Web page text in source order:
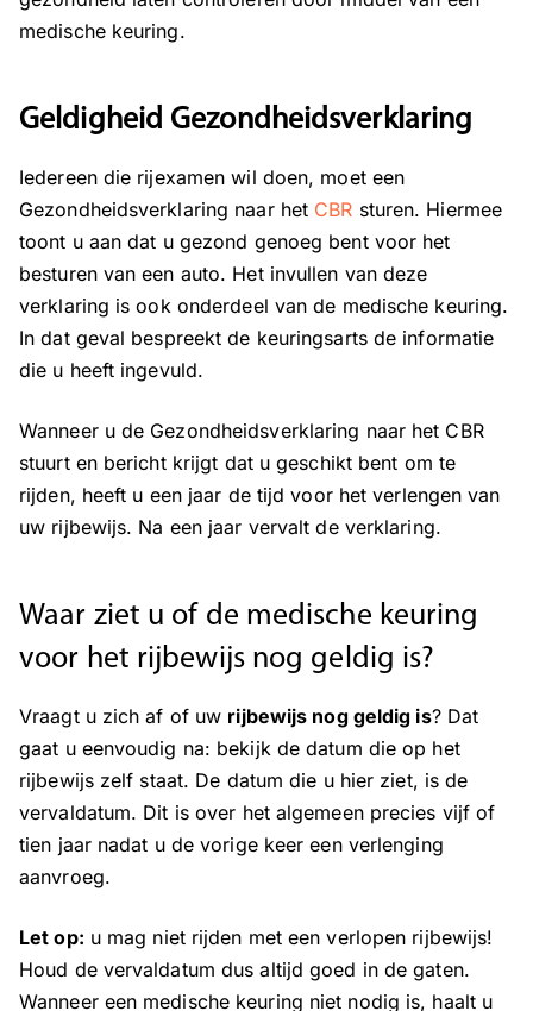
medische keuring.
Geldigheid Gezondheidsverklaring
Iedereen die rijexamen wil doen, moet een
Gezondheidsverklaring naar het CBR sturen. Hiermee
toont u aan dat u gezond genoeg bent voor het
besturen van een auto. Het invullen van deze
verklaring is ook onderdeel van de medische keuring.
In dat geval bespreekt de keuringsarts de informatie
die u heeft ingevuld.
Wanneer u de Gezondheidsverklaring naar het CBR
stuurt en bericht krijgt dat u geschikt bent om te
rijden, heeft u een jaar de tijd voor het verlengen van
uw rijbewijs. Na een jaar vervalt de verklaring.
Waar ziet u of de medische keuring
voor het rijbewijs nog geldig is?
Vraagt u zich af of uw rijbewijs nog geldig is? Dat
gaat u eenvoudig na: bekijk de datum die op het
rijbewijs zelf staat. De datum die u hier ziet, is de
vervaldatum. Dit is over het algemeen precies vijf of
tien jaar nadat u de vorige keer een verlenging
aanvroeg.
Let op: u mag niet rijden met een verlopen rijbewijs!
Houd de vervaldatum dus altijd goed in de gaten.
Wanneer een medische keuring niet nodig is, haalt u